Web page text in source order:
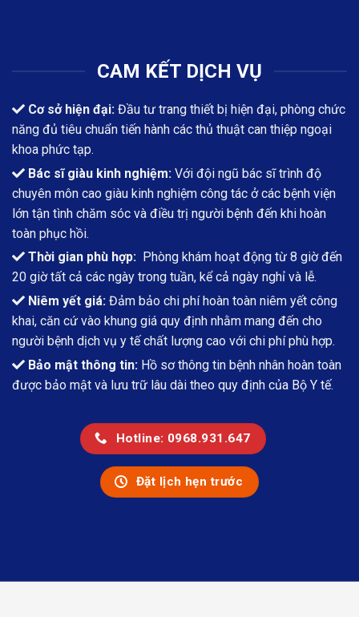
CAM KẾT DỊCH VỤ
Cơ sở hiện đại: Đầu tư trang thiết bị hiện đại, phòng chức
năng đủ tiêu chuẩn tiến hành các thủ thuật can thiệp ngoại
khoa phức tạp.
Bác sĩ giàu kinh nghiệm: Với đội ngũ bác sĩ trình độ
chuyên môn cao giàu kinh nghiệm công tác ở các bệnh viện
lớn tận tình chăm sóc và điều trị người bệnh đến khi hoàn
toàn phục hồi.
Thời gian phù hợp: Phòng khám hoạt động từ 8 giờ đến
20 giờ tất cả các ngày trong tuần, kể cả ngày nghỉ và lễ.
Niêm yết giá: Đảm bảo chi phí hoàn toàn niêm yết công
khai, căn cứ vào khung giá quy định nhằm mang đến cho
người bệnh dịch vụ y tế chất lượng cao với chi phí phù hợp.
Bảo mật thông tin: Hồ sơ thông tin bệnh nhân hoàn toàn
được bảo mật và lưu trữ lâu dài theo quy định của Bộ Y tế.
Hotline: 0968.931.647
Đặt lịch hẹn trước